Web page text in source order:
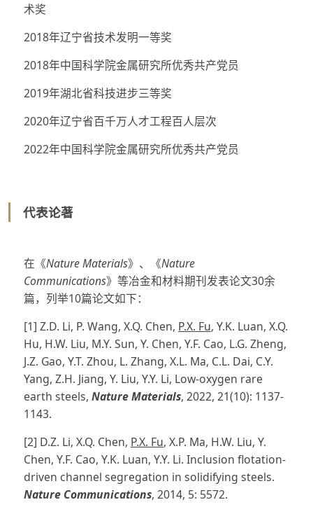
术奖
2018年辽宁省技术发明一等奖
2018年中国科学院金属研究所优秀共产党员
2019年湖北省科技进步三等奖
2020年辽宁省百千万人才工程百人层次
2022年中国科学院金属研究所优秀共产党员
代表论著
在《Nature Materials》、《Nature
Communications》等冶金和材料期刊发表论文30余
篇，列举10篇论文如下：
[1] Z.D. Li, P. Wang, X.Q. Chen, P.X. Fu, Y.K. Luan, X.Q.
Hu, H.W. Liu, M.Y. Sun, Y. Chen, Y.F. Cao, L.G. Zheng,
J.Z. Gao, Y.T. Zhou, L. Zhang, X.L. Ma, C.L. Dai, C.Y.
Yang, Z.H. Jiang, Y. Liu, Y.Y. Li, Low-oxygen rare
earth steels, Nature Materials, 2022, 21(10): 1137-
1143.
[2] D.Z. Li, X.Q. Chen, P.X. Fu, X.P. Ma, H.W. Liu, Y.
Chen, Y.F. Cao, Y.K. Luan, Y.Y. Li. Inclusion flotation-
driven channel segregation in solidifying steels.
Nature Communications, 2014, 5: 5572.